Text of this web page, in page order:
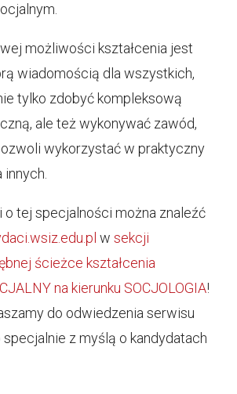
możliwości kształcenia jest
wiadomością dla wszystkich,
tylko zdobyć kompleksową
ale też wykonywać zawód,
wykorzystać w praktyczny
tej specjalności można znaleźć
w sekcji
ścieżce kształcenia
na kierunku SOCJOLOGIA!
do odwiedzenia serwisu
z myślą o kandydatach